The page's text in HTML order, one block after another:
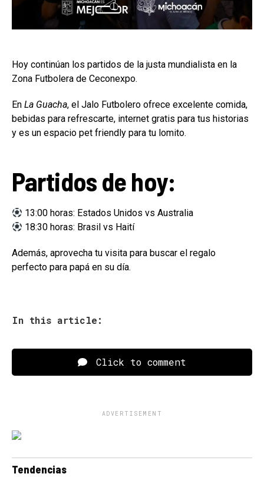
Hoy continúan los partidos de la justa mundialista en la
Zona Futbolera de Ceconexpo.
En La Guacha, el Jalo Futbolero ofrece excelente comida,
bebidas para refrescarte, internet gratis para tus historias
y es un espacio pet friendly para tu lomito.
Partidos de hoy:
13:00 horas: Estados Unidos vs Australia
18:30 horas: Brasil vs Haití
Además, aprovecha tu visita para buscar el regalo
perfecto para papá en su día.
In this article:
Click to comment
ADVERTISEMENT
Tendencias